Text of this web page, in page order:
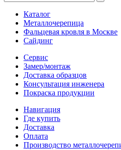
Каталог
Металлочерепица
Фальцевая кровля в Москве
Сайдинг
Сервис
Замер/монтаж
Доставка образцов
Консультация инженера
Покраска продукции
Навигация
Где купить
Доставка
Оплата
Производство